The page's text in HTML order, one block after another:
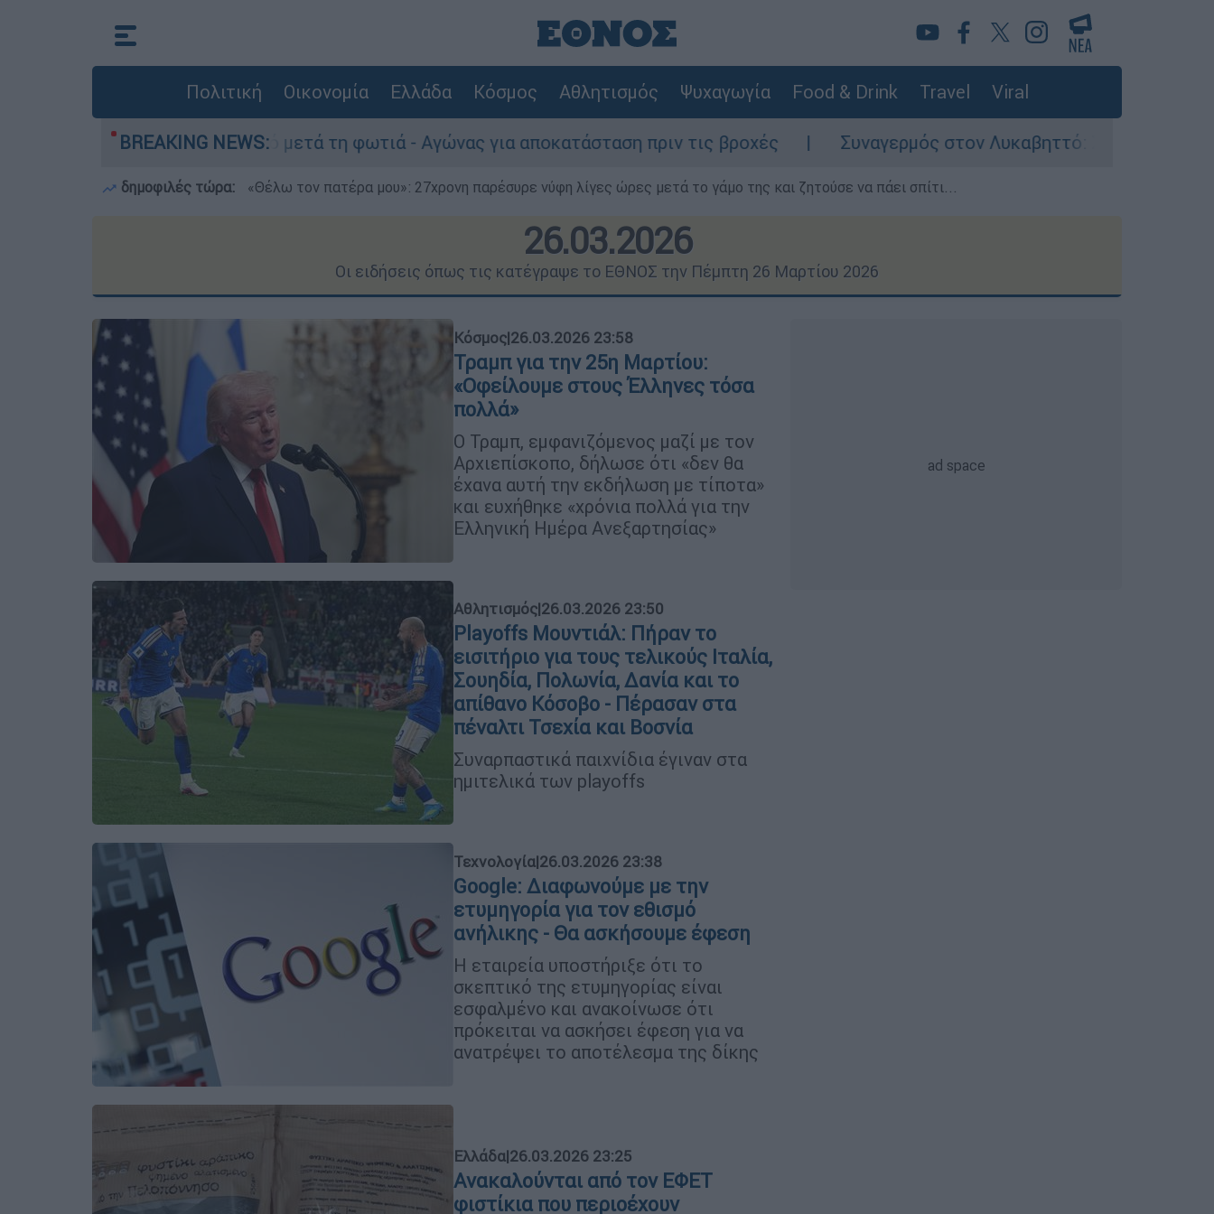
Πολιτική Οικονομία Ελλάδα Κόσμος Αθλητισμός Ψυχαγωγία Food & Drink Travel Viral
BREAKING NEWS:
Πόρτο Γερμανό μετά τη φωτιά - Αγώνας για αποκατάσταση πριν τις βροχές Συναγερμός στον Λυκαβηττό: Σορός σε προχωρημένη
δημοφιλές τώρα: «Θέλω τον πατέρα μου»: 27χρονη παρέσυρε νύφη λίγες ώρες μετά το γάμο της και ζητούσε να πάει σπίτι...
26.03.2026
Οι ειδήσεις όπως τις κατέγραψε το ΕΘΝΟΣ την Πέμπτη 26 Μαρτίου 2026
Κόσμος|26.03.2026 23:58
Τραμπ για την 25η Μαρτίου:
«Οφείλουμε στους Έλληνες τόσα
πολλά»
Ο Τραμπ, εμφανιζόμενος μαζί με τον
Αρχιεπίσκοπο, δήλωσε ότι «δεν θα
έχανα αυτή την εκδήλωση με τίποτα»
και ευχήθηκε «χρόνια πολλά για την
Ελληνική Ημέρα Ανεξαρτησίας»
Αθλητισμός|26.03.2026 23:50
Playoffs Μουντιάλ: Πήραν το
εισιτήριο για τους τελικούς Ιταλία,
Σουηδία, Πολωνία, Δανία και το
απίθανο Κόσοβο - Πέρασαν στα
πέναλτι Τσεχία και Βοσνία
Συναρπαστικά παιχνίδια έγιναν στα
ημιτελικά των playoffs
Τεχνολογία|26.03.2026 23:38
Google: Διαφωνούμε με την
ετυμηγορία για τον εθισμό
ανήλικης - Θα ασκήσουμε έφεση
Η εταιρεία υποστήριξε ότι το
σκεπτικό της ετυμηγορίας είναι
εσφαλμένο και ανακοίνωσε ότι
πρόκειται να ασκήσει έφεση για να
ανατρέψει το αποτέλεσμα της δίκης
Ελλάδα|26.03.2026 23:25
Ανακαλούνται από τον ΕΦΕΤ
φιστίκια που περιοέχουν